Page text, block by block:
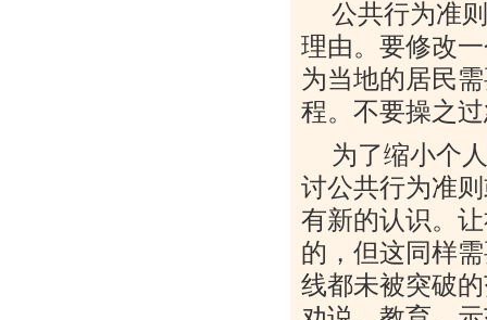
公共行为准
理由。要修改
为当地的居民
程。不要操之
为了缩小个
讨公共行为准
有新的认识。
的，但这同样
线都未被突破